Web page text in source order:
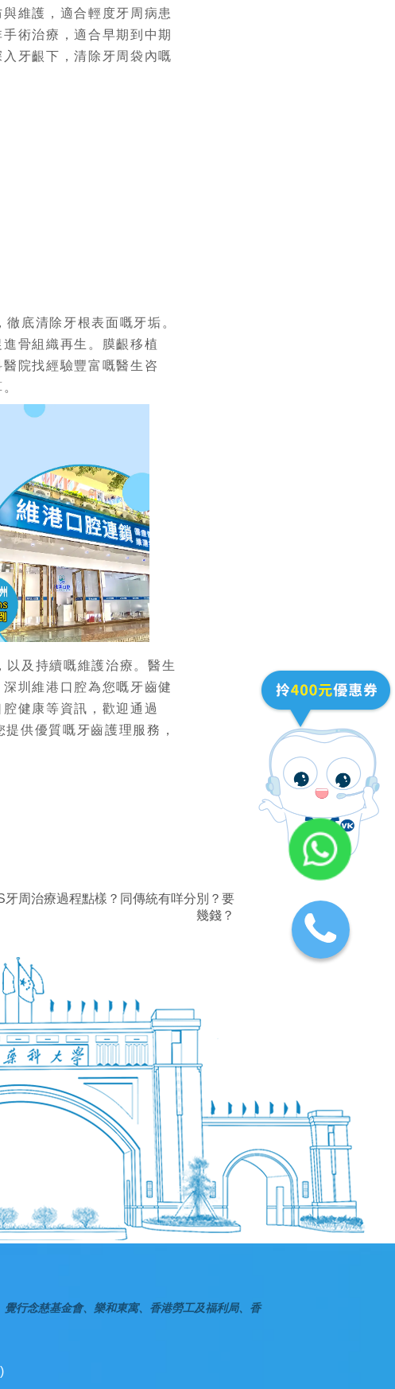
維護，適合輕度牙周病患
術治療，適合早期到中期
牙齦下，清除牙周袋內嘅
底清除牙根表面嘅牙垢。
骨組織再生。膜齦移植
院找經驗豐富嘅醫生咨
及持續嘅維護治療。醫生
圳維港口腔為您嘅牙齒健
健康等資訊，歡迎通過
供優質嘅牙齒護理服務，
牙周治療過程點樣？同傳統有咩分別？要
幾錢？
行念慈基金會、樂和東寓、香港勞工及福利局、香